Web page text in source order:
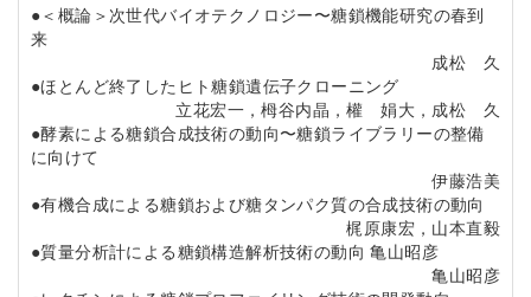
●＜概論＞次世代バイオテクノロジー〜糖鎖機能研究の春到
来
成松 久
●ほとんど終了したヒト糖鎖遺伝子クローニング
立花宏一，栂谷内晶，權 娟大，成松 久
●酵素による糖鎖合成技術の動向〜糖鎖ライブラリーの整備
に向けて
伊藤浩美
●有機合成による糖鎖および糖タンパク質の合成技術の動向
梶原康宏，山本直毅
●質量分析計による糖鎖構造解析技術の動向 亀山昭彦
亀山昭彦